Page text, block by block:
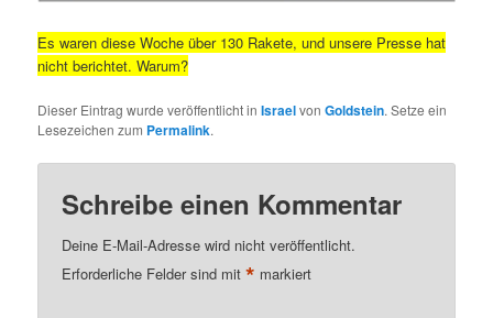
Es waren diese Woche über 130 Rakete, und unsere Presse hat
nicht berichtet. Warum?
Dieser Eintrag wurde veröffentlicht inIsraelvonGoldstein. Setze ein
Lesezeichen zum Permalink.
Schreibe einen Kommentar
Deine E-Mail-Adresse wird nicht veröffentlicht.
Erforderliche Felder sind mit* markiert